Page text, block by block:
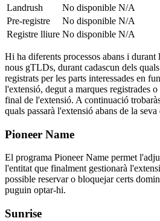
Landrush
No disponible N/A
Pre-registre
No disponible N/A
Registre lliure No disponible N/A
Hi ha diferents processos abans i durant
nous gTLDs, durant cadascun dels
registrats per les parts interessades en
l'extensió, degut a marques registrades
final de l'extensió. A continuació
quals passarà l'extensió abans de la seva
Pioneer Name
El programa Pioneer Name permet
l'entitat que finalment gestionarà
possible reservar o bloquejar certs
puguin optar-hi.
Sunrise